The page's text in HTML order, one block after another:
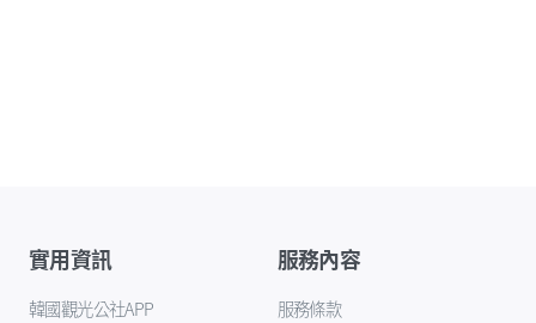
實用資訊
韓國觀光公社APP
服務內容
服務條款